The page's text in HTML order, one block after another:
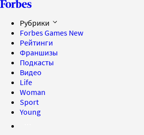
Рубрики
Forbes Games New
Рейтинги
Франшизы
Подкасты
Видео
Life
Woman
Sport
Young